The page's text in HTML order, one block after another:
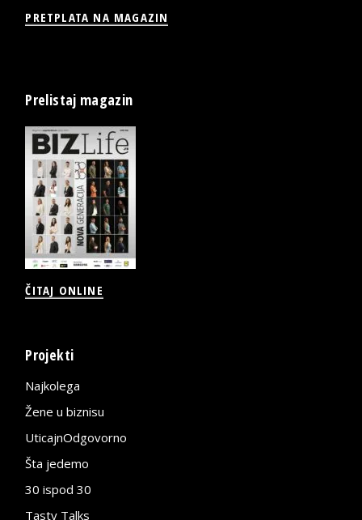
PRETPLATA NA MAGAZIN
Prelistaj magazin
ČITAJ ONLINE
Projekti
Najkolega
Žene u biznisu
UticajnOdgovorno
Šta jedemo
30 ispod 30
Tasty Talks